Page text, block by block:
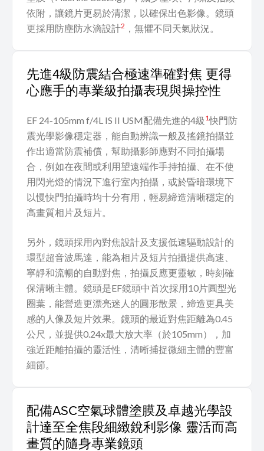
依附，讓鏡片更易於清潔，以確保出色影像。鏡頭
更採用防塵防水滴設計2 ，無懼不同天氣狀況。
先進4級防震結合極速準確對焦 更得
心應手的專業級拍攝表現與操控性
EF 24-105mm f/4L IS II USM配備先進的4級 1快門防
震光學影像穩定器，能自動辨識一般及搖鏡拍攝並
作出適當防震補償，幫助攝影師應對不同拍攝場
合，例如在夜間或利用望遠端作手持拍攝、在不使
用閃光燈的情況下進行室內拍攝，或於昏暗環境下
以慢快門拍攝時均十分有用，輕易締造清晰穩定的
高畫質相片及短片。
另外，鏡頭採用內對焦設計及支援低速驅動設計的
環型超音波馬達，能為相片及短片拍攝提供高速、
寧靜和流暢的自動對焦，拍攝反應更靈敏，時刻確
保清晰主體。鏡頭是EF鏡頭中首次採用10片圓型光
圈葉，能營造更漂亮迷人的圓形散景，締造更具美
感的人像及短片效果。鏡頭的最近對焦距離為0.45
公尺，並提供0.24x最大放大率（於105mm），加
強近距離拍攝的靈活性，清晰捕捉微細主體的豐富
細節。
配備ASC空氣球體塗膜及卓越光學設
計達至全焦段細緻銳利影像 靈活而高
畫質的隨身專業鏡頭